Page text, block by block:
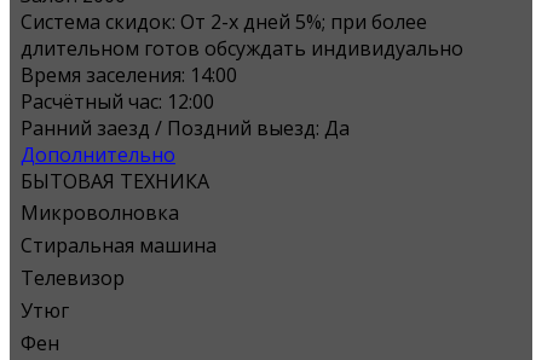
Система скидок: От 2-х дней 5%; при более
длительном готов обсуждать индивидуально
Время заселения: 14:00
Расчётный час: 12:00
Ранний заезд / Поздний выезд: Да
Дополнительно
БЫТОВАЯ ТЕХНИКА
Микроволновка
Стиральная машина
Телевизор
Утюг
Фен